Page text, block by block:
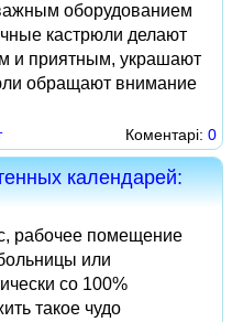
оборудованием
кастрюли делают
и приятным, украшают
обращают внимание
Коментарі: 0
календарей:
рабочее помещение
или
со 100%
такое чудо